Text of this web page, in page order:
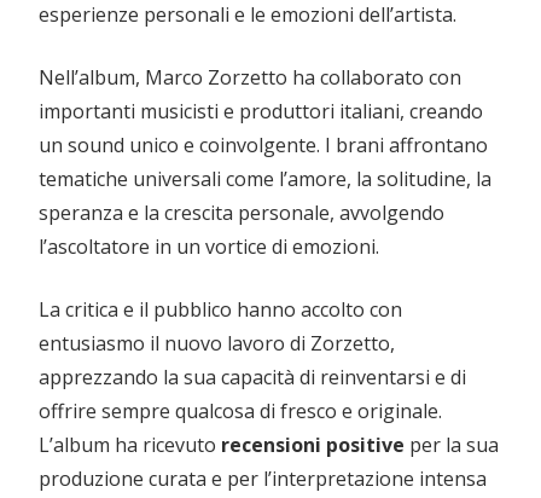
esperienze personali e le emozioni dell’artista.
Nell’album, Marco Zorzetto ha collaborato con
importanti musicisti e produttori italiani, creando
un sound unico e coinvolgente. I brani affrontano
tematiche universali come l’amore, la solitudine, la
speranza e la crescita personale, avvolgendo
l’ascoltatore in un vortice di emozioni.
La critica e il pubblico hanno accolto con
entusiasmo il nuovo lavoro di Zorzetto,
apprezzando la sua capacità di reinventarsi e di
offrire sempre qualcosa di fresco e originale.
L’album ha ricevuto recensioni positive per la sua
produzione curata e per l’interpretazione intensa